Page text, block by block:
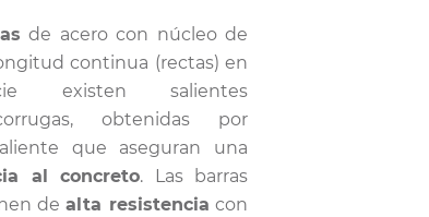
de acero con núcleo de
continua (rectas) en
existen salientes
obtenidas por
que aseguran una
al concreto. Las barras
dealta resistencia con